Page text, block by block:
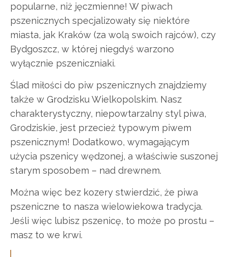
popularne, niż jęczmienne! W piwach
pszenicznych specjalizowały się niektóre
miasta, jak Kraków (za wolą swoich rajców), czy
Bydgoszcz, w której niegdyś warzono
wyłącznie pszeniczniaki.
Ślad miłości do piw pszenicznych znajdziemy
także w Grodzisku Wielkopolskim. Nasz
charakterystyczny, niepowtarzalny styl piwa,
Grodziskie, jest przecież typowym piwem
pszenicznym! Dodatkowo, wymagającym
użycia pszenicy wędzonej, a właściwie suszonej
starym sposobem – nad drewnem.
Można więc bez kozery stwierdzić, że piwa
pszeniczne to nasza wielowiekowa tradycja.
Jeśli więc lubisz pszenicę, to może po prostu –
masz to we krwi.